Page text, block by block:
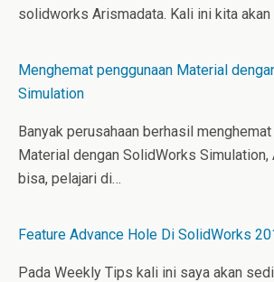
solidworks Arismadata. Kali ini kita
Menghemat penggunaan Material
Simulation
Banyak perusahaan berhasil
Material dengan SolidWorks Simulation,
bisa, pelajari di…
Feature Advance Hole Di SolidWorks
Pada Weekly Tips kali ini saya akan